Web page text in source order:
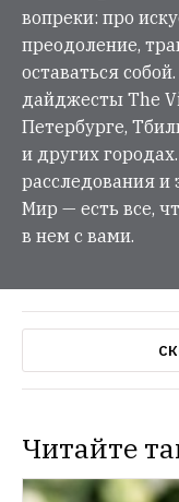
вопреки: про
преодоление,
оставаться
дайджесты The
Петербурге,
и других
расследования и
Мир — есть все,
в нем с вами.
Читайте